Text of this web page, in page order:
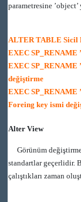
parametresine ’object’
ALTER TABLE Sicil
EXEC SP_RENAME
EXEC SP_RENAME
değiştirme
EXEC SP_RENAME
Foreing key ismi
Alter View
Görünüm
standartlar geçerlidir.
çalıştıkları zaman